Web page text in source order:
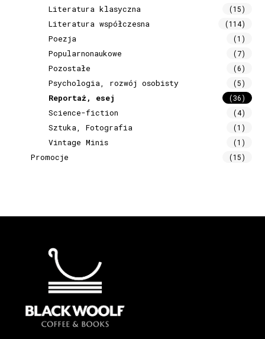
Literatura klasyczna (15)
Literatura współczesna (114)
Poezja (1)
Popularnonaukowe (7)
Pozostałe (6)
Psychologia, rozwój osobisty (5)
Reportaż, esej (36)
Science-fiction (4)
Sztuka, Fotografia (1)
Vintage Minis (1)
Promocje (15)